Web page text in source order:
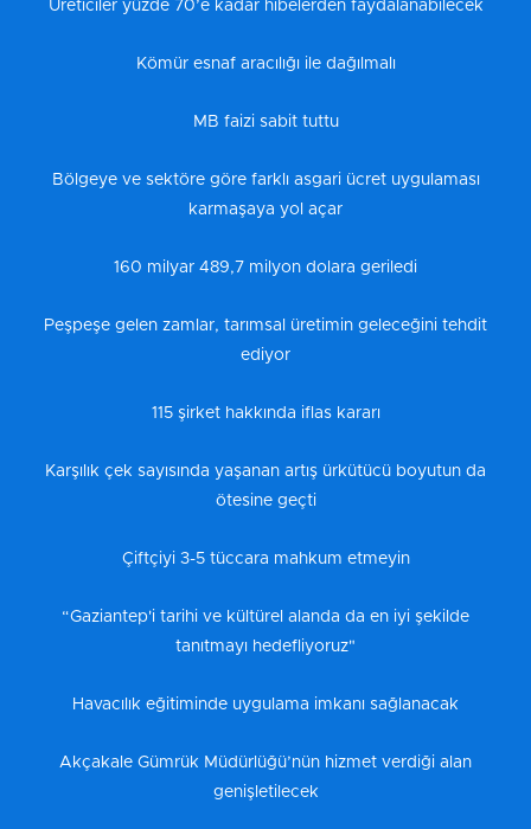
Üreticiler yüzde 70’e kadar hibelerden faydalanabilecek
Kömür esnaf aracılığı ile dağılmalı
MB faizi sabit tuttu
Bölgeye ve sektöre göre farklı asgari ücret uygulaması
karmaşaya yol açar
160 milyar 489,7 milyon dolara geriledi
Peşpeşe gelen zamlar, tarımsal üretimin geleceğini tehdit
ediyor
115 şirket hakkında iflas kararı
Karşılık çek sayısında yaşanan artış ürkütücü boyutun da
ötesine geçti
Çiftçiyi 3-5 tüccara mahkum etmeyin
“Gaziantep'i tarihi ve kültürel alanda da en iyi şekilde
tanıtmayı hedefliyoruz"
Havacılık eğitiminde uygulama imkanı sağlanacak
Akçakale Gümrük Müdürlüğü’nün hizmet verdiği alan
genişletilecek